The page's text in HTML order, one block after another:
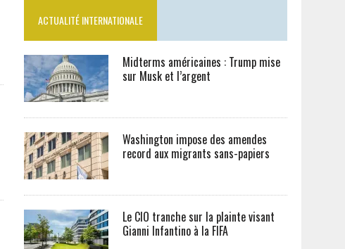
ACTUALITÉ INTERNATIONALE
Midterms américaines : Trump mise
sur Musk et l’argent
Washington impose des amendes
record aux migrants sans-papiers
Le CIO tranche sur la plainte visant
Gianni Infantino à la FIFA